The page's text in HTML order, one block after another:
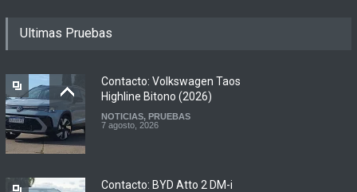
renovadas S2 y Skua 150 en
7 agosto, 2026
Argentina y Ecuador
Ultimas Pruebas
Contacto: Volkswagen Taos
Highline Bitono (2026)
NOTICIAS, PRUEBAS
7 agosto, 2026
Contacto: BYD Atto 2 DM-i